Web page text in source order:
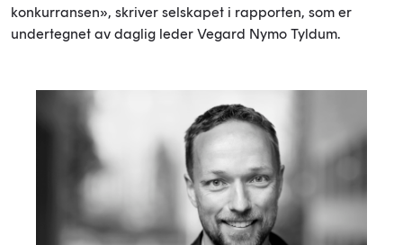
konkurransen», skriver selskapet i rapporten, som er
undertegnet av daglig leder Vegard Nymo Tyldum.